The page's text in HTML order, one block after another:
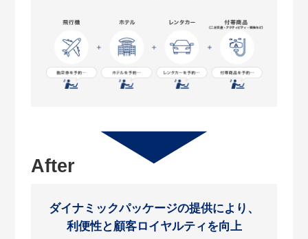
After
ダイナミックパッケージの提供により、
利便性と顧客ロイヤルティを向上